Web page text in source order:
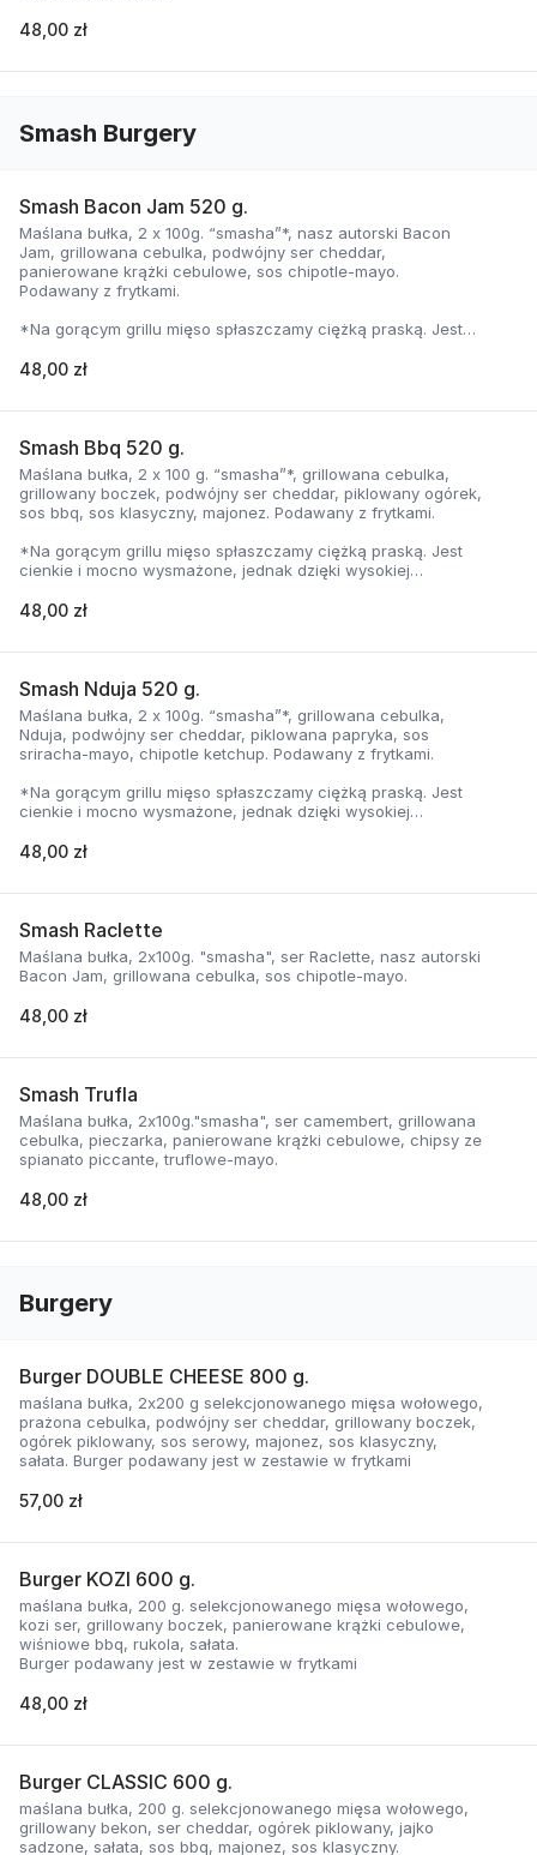
48,00 zł
Smash Burgery
Smash Bacon Jam 520 g.
Maślana bułka, 2 x 100g. “smasha”*, nasz autorski Bacon
Jam, grillowana cebulka, podwójny ser cheddar,
panierowane krążki cebulowe, sos chipotle-mayo.
Podawany z frytkami.
*Na gorącym grillu mięso spłaszczamy ciężką praską. Jest
temperaturze, zyskuje jednocześnie chrupiąca skorupkę i
48,00 zł
Smash Bbq 520 g.
Maślana bułka, 2 x 100 g. “smasha”*, grillowana cebulka,
grillowany boczek, podwójny ser cheddar, piklowany ogórek,
sos bbq, sos klasyczny, majonez. Podawany z frytkami.
*Na gorącym grillu mięso spłaszczamy ciężką praską. Jest
cienkie i mocno wysmażone, jednak dzięki wysokiej
delikatną soczystość.
48,00 zł
Smash Nduja 520 g.
Maślana bułka, 2 x 100g. “smasha”*, grillowana cebulka,
Nduja, podwójny ser cheddar, piklowana papryka, sos
sriracha-mayo, chipotle ketchup. Podawany z frytkami.
*Na gorącym grillu mięso spłaszczamy ciężką praską. Jest
cienkie i mocno wysmażone, jednak dzięki wysokiej
delikatną soczystość.
48,00 zł
Smash Raclette
Maślana bułka, 2x100g. "smasha", ser Raclette, nasz autorski
Bacon Jam, grillowana cebulka, sos chipotle-mayo.
48,00 zł
Smash Trufla
Maślana bułka, 2x100g."smasha", ser camembert, grillowana
cebulka, pieczarka, panierowane krążki cebulowe, chipsy ze
spianato piccante, truflowe-mayo.
48,00 zł
Burgery
Burger DOUBLE CHEESE 800 g.
maślana bułka, 2x200 g selekcjonowanego mięsa wołowego,
prażona cebulka, podwójny ser cheddar, grillowany boczek,
ogórek piklowany, sos serowy, majonez, sos klasyczny,
sałata. Burger podawany jest w zestawie w frytkami
57,00 zł
Burger KOZI 600 g.
maślana bułka, 200 g. selekcjonowanego mięsa wołowego,
kozi ser, grillowany boczek, panierowane krążki cebulowe,
wiśniowe bbq, rukola, sałata.
Burger podawany jest w zestawie w frytkami
48,00 zł
Burger CLASSIC 600 g.
maślana bułka, 200 g. selekcjonowanego mięsa wołowego,
grillowany bekon, ser cheddar, ogórek piklowany, jajko
sadzone, sałata, sos bbq, majonez, sos klasyczny.